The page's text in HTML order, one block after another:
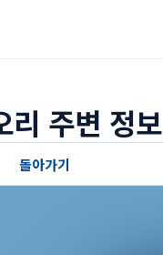
리 주변 정보
돌아가기